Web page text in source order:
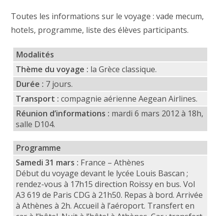
Toutes les informations sur le voyage : vade mecum,
hotels, programme, liste des élèves participants.
Modalités
Thème du voyage : la Grèce classique.
Durée : 7 jours.
Transport : compagnie aérienne Aegean Airlines.
Réunion d’informations : mardi 6 mars 2012 à 18h,
salle D104.
Programme
Samedi 31 mars : France – Athènes
Début du voyage devant le lycée Louis Bascan ;
rendez-vous à 17h15 direction Roissy en bus. Vol
A3 619 de Paris CDG à 21h50. Repas à bord. Arrivée
à Athènes à 2h. Accueil à l’aéroport. Transfert en